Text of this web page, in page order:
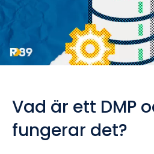
Vad är ett DMP
fungerar det?